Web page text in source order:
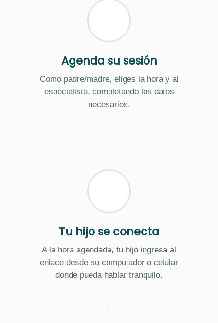
Agenda su sesión
Como padre/madre, eliges la hora y al
especialista, completando los datos
necesarios.
Tu hijo se conecta
A la hora agendada, tu hijo ingresa al
enlace desde su computador o celular
donde pueda hablar tranquilo.